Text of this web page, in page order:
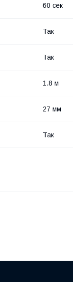
60 сек
Так
Так
1.8 м
27 мм
Так